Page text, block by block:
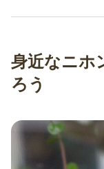
身近なニホ
ろう